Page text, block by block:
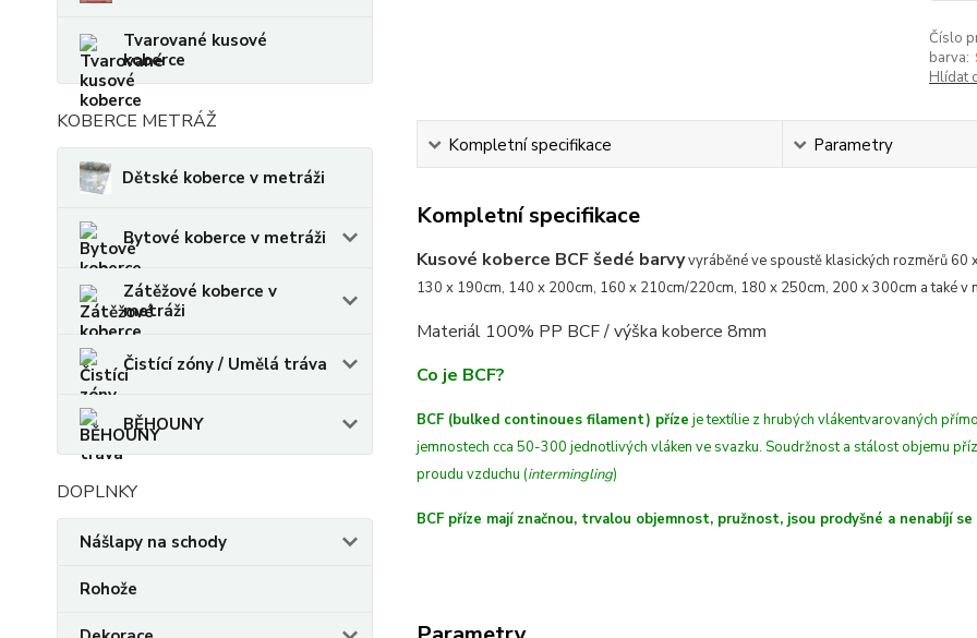
Tvarované kusové
koberce
KOBERCE METRÁŽ
Dětské koberce v metráži
Bytové koberce v metráži
Zátěžové koberce v
metráži
Čistící zóny / Umělá tráva
BĚHOUNY
DOPLNKY
Nášlapy na schody
Rohože
Číslo
barva:
Hlídat
Kompletní specifikace Parametry
Kompletní specifikace
Kusové koberce BCF šedé barvyvyráběné ve spoustě klasických rozměrů 60
130 x 190cm, 140 x 200cm, 160 x 210cm/220cm, 180 x 250cm, 200 x 300cm a také
Materiál 100% PP BCF /výška koberce 8mm
Co je BCF?
BCF (bulked continoues filament) příze je textílie z hrubých vlákentvarovaných
jemnostech cca 50-300 jednotlivých vláken ve svazku. Soudržnost a stálost objemu
proudu vzduchu (intermingling)
BCF příze mají značnou, trvalou objemnost, pružnost, jsou prodyšné a nenabíjí